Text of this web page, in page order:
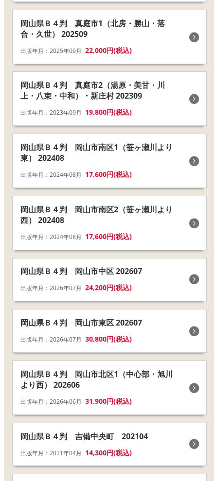
岡山県Ｂ４判 真庭市1（北房・勝山・落
合・久世） 202509
出版年月：2025年09月 22,000円(税込)
岡山県Ｂ４判 真庭市2（湯原・美甘・川
上・八束・中和）・新庄村 202309
出版年月：2023年09月 19,800円(税込)
岡山県Ｂ４判 岡山市南区1（笹ヶ瀬川より
東） 202408
出版年月：2024年08月 17,600円(税込)
岡山県Ｂ４判 岡山市南区2（笹ヶ瀬川より
西） 202408
出版年月：2024年08月 17,600円(税込)
岡山県Ｂ４判 岡山市中区 202607
出版年月：2026年07月 24,200円(税込)
岡山県Ｂ４判 岡山市東区 202607
出版年月：2026年07月 30,800円(税込)
岡山県Ｂ４判 岡山市北区1（中心部・旭川
より西） 202606
出版年月：2026年06月 31,900円(税込)
岡山県Ｂ４判 吉備中央町 202104
出版年月：2021年04月 14,300円(税込)